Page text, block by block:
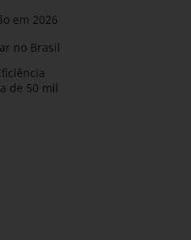
em 2026
no Brasil
de 50 mil